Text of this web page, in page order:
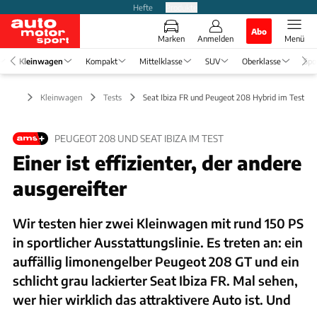
Hefte
Marken Anmelden
Abo
Menü
Kleinwagen Kompakt Mittelklasse SUV Oberklasse
Kleinwagen Tests Seat Ibiza FR und Peugeot 208 Hybrid im Test
PEUGEOT 208 UND SEAT IBIZA IM TEST
Einer ist effizienter, der andere
ausgereifter
Wir testen hier zwei Kleinwagen mit rund 150 PS
in sportlicher Ausstattungslinie. Es treten an: ein
auffällig limonengelber Peugeot 208 GT und ein
schlicht grau lackierter Seat Ibiza FR. Mal sehen,
wer hier wirklich das attraktivere Auto ist. Und